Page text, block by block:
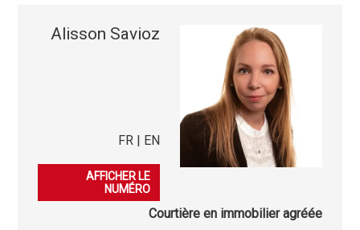
Alisson Savioz
FR | EN
079 406 34 55
AFFICHER LE
NUMÉRO
Courtière en immobilier agréée